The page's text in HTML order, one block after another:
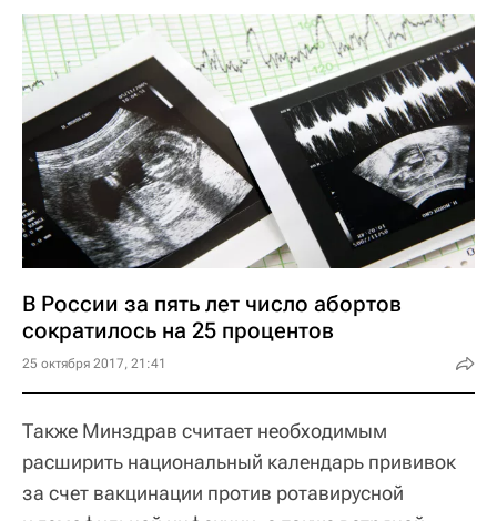
В России за пять лет число абортов
сократилось на 25 процентов
25 октября 2017, 21:41
Также Минздрав считает необходимым
расширить национальный календарь прививок
за счет вакцинации против ротавирусной